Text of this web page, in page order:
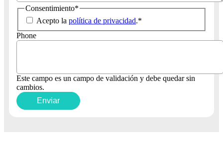
Consentimiento*
Acepto la política de privacidad.*
Phone
Este campo es un campo de validación y debe quedar sin
cambios.